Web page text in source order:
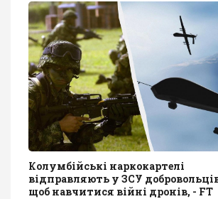
Колумбійські наркокартелі
відправляють у ЗСУ
щоб навчитися війні дронів, - FT